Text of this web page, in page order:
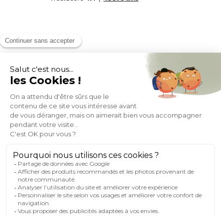
MOYENS DE PAIEMENT
FRANCE